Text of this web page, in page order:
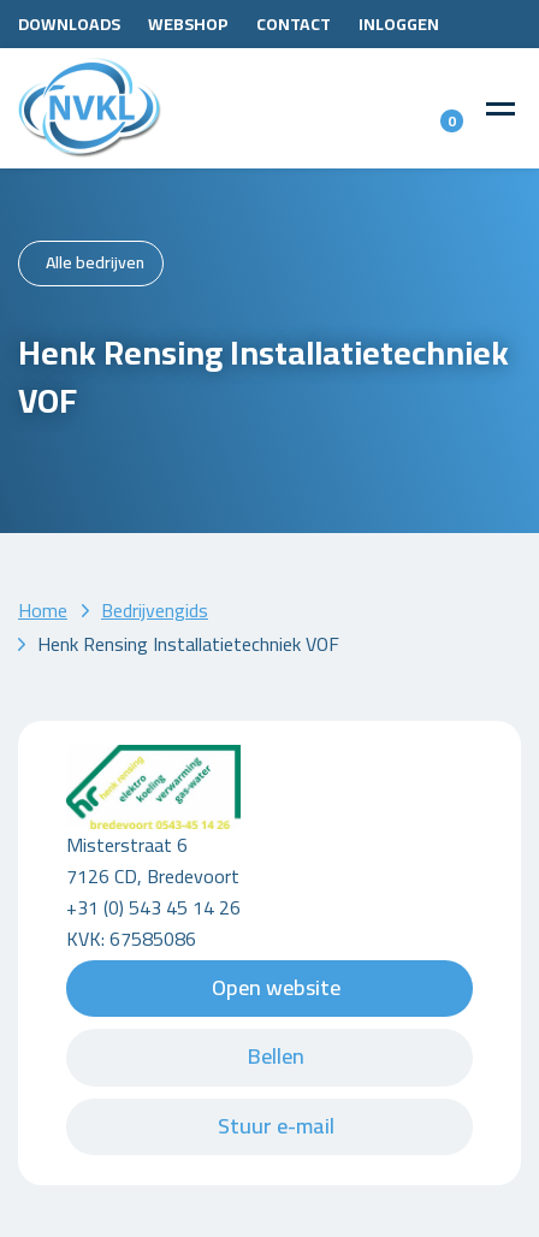
DOWNLOADS WEBSHOP CONTACT INLOGGEN
0
Alle bedrijven
Henk Rensing Installatietechniek
VOF
Home
Bedrijvengids
Henk Rensing Installatietechniek VOF
Misterstraat 6
7126 CD, Bredevoort
+31 (0) 543 45 14 26
KVK: 67585086
Open website
Bellen
Stuur e-mail